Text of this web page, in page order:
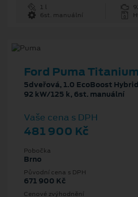
1 l
6st. manuální
Ford Puma Titanium
5dveřová, 1.0 EcoBoost
92 kW/125 k, 6st. manuální
Vaše cena s DPH
481 900 Kč
Pobočka
Brno
Původní cena s DPH
671 900 Kč
Cenové zvýhodnění